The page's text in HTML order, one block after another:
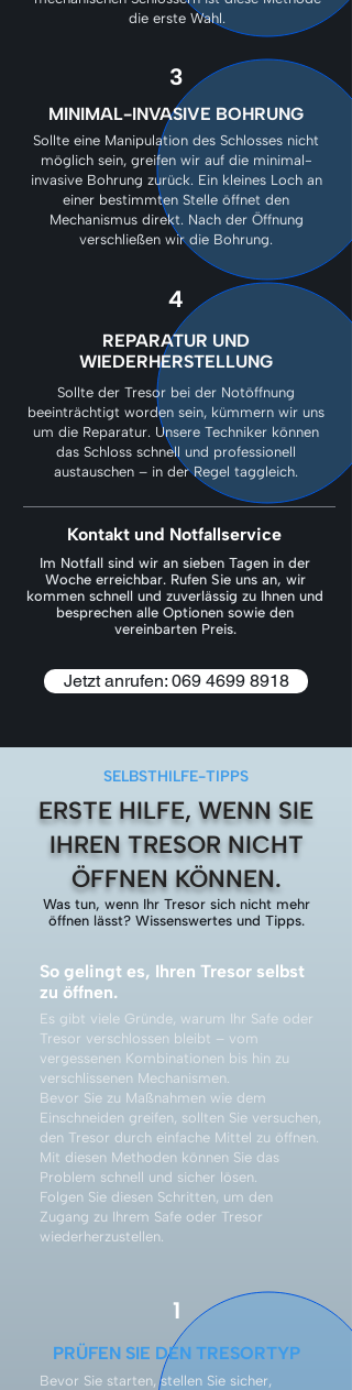
die erste Wahl.
3
MINIMAL-INVASIVE BOHRUNG
Sollte eine Manipulation des Schlosses nicht
möglich sein, greifen wir auf die minimal-
invasive Bohrung zurück. Ein kleines Loch an
einer bestimmten Stelle öffnet den
Mechanismus direkt. Nach der Öffnung
verschließen wir die Bohrung.
4
REPARATUR UND
WIEDERHERSTELLUNG
Sollte der Tresor bei der Notöffnung
beeinträchtigt worden sein, kümmern wir uns
um die Reparatur. Unsere Techniker können
das Schloss schnell und professionell
austauschen – in der Regel taggleich.
Kontakt und Notfallservice
Im Notfall sind wir an sieben Tagen in der
Woche erreichbar. Rufen Sie uns an, wir
kommen schnell und zuverlässig zu Ihnen und
besprechen alle Optionen sowie den
vereinbarten Preis.
Jetzt anrufen: 069 4699 8918
SELBSTHILFE-TIPPS
ERSTE HILFE, WENN SIE
IHREN TRESOR NICHT
ÖFFNEN KÖNNEN.
Was tun, wenn Ihr Tresor sich nicht mehr
öffnen lässt? Wissenswertes und Tipps.
So gelingt es, Ihren Tresor selbst
zu öffnen.
Es gibt viele Gründe, warum Ihr Safe oder
Tresor verschlossen bleibt – vom
vergessenen Kombinationen bis hin zu
verschlissenen Mechanismen.
Bevor Sie zu Maßnahmen wie dem
Einschneiden greifen, sollten Sie versuchen,
den Tresor durch einfache Mittel zu öffnen.
Mit diesen Methoden können Sie das
Problem schnell und sicher lösen.
Folgen Sie diesen Schritten, um den
Zugang zu Ihrem Safe oder Tresor
wiederherzustellen.
1
PRÜFEN SIE DEN TRESORTYP
Bevor Sie starten, stellen Sie sicher,